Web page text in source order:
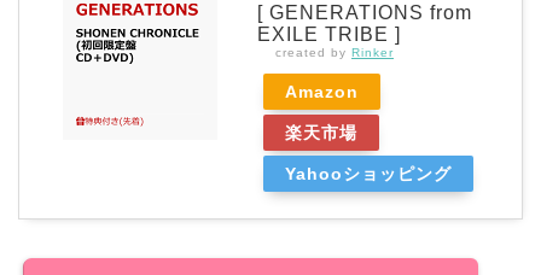
[ GENERATIONS from
EXILE TRIBE ]
created by Rinker
Amazon
楽天市場
Yahooショッピング